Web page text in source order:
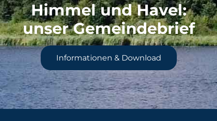
Himmel und Havel:
unser Gemeindebrief
Informationen & Download